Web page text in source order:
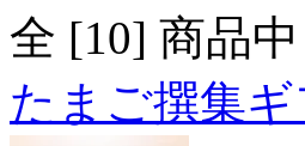
全 [10] 商品
たまご撰集ギ